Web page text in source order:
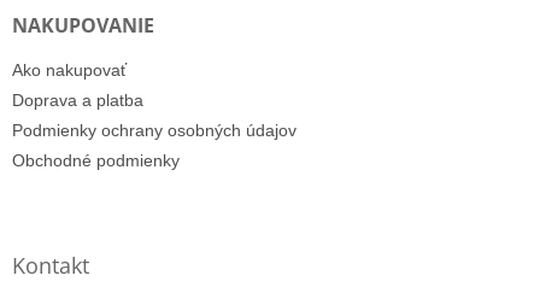
NAKUPOVANIE
Ako nakupovať
Doprava a platba
Podmienky ochrany osobných údajov
Obchodné podmienky
Kontakt